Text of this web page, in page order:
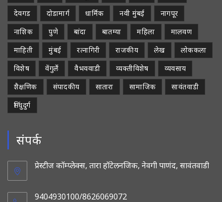
देवगड
दोडामार्ग धार्मिक नवी मुंबई
नागपूर
नाशिक
पुणे बांदा बातम्या महिला
मालवण
माहिती
मुंबई रत्नागिरी राजकीय लेख
लोककला
विशेष
वेंगुर्ले वैभववाडी व्यक्तीविशेष
व्यवसाय
शैक्षणिक
संपादकीय सातारा सामाजिक
सावंतवाडी
सिंधुदुर्ग
संपर्क
प्रेस्टीज कॉम्प्लेक्स, तारा हॉटेलनजिक, नेवगी पाणंद, सावंतवाडी
9404930100/8626069072